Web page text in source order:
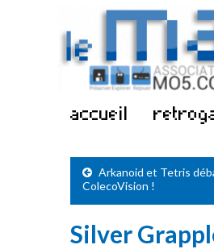
accueil
Arkanoid et Tetris
ColecoVision !
Silver